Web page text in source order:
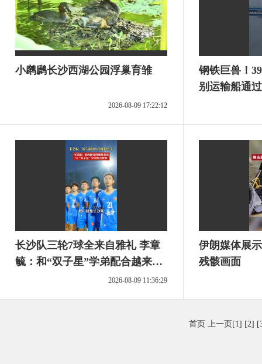
小䴙䴘长沙西湖公园浮巢育雏
2026-08-09 17:22:12
钢铁巨兽！
别运输船通
长沙队三轮7球全来自雅礼 李章
毓：和“双子星”学弟配合越来越
2026-08-09 11:36:29
伊朗媒体展
残骸画面
首页 上一页 [1] [2]